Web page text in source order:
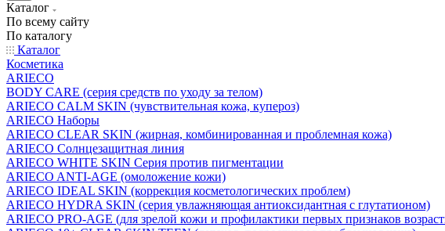
Каталог
По всему сайту
По каталогу
Каталог
Косметика
ARIECO
BODY CARE (серия средств по уходу за телом)
ARIECO CALM SKIN (чувствительная кожа, купероз)
ARIECO Наборы
ARIECO CLEAR SKIN (жирная, комбинированная и проблемная кожа)
ARIECO Солнцезащитная линия
ARIECO WHITE SKIN Серия против пигментации
ARIECO ANTI-AGE (омоложение кожи)
ARIECO IDEAL SKIN (коррекция косметологических проблем)
ARIECO HYDRA SKIN (серия увлажняющая антиоксидантная с глутатионом)
ARIECO PRO-AGE (для зрелой кожи и профилактики первых признаков